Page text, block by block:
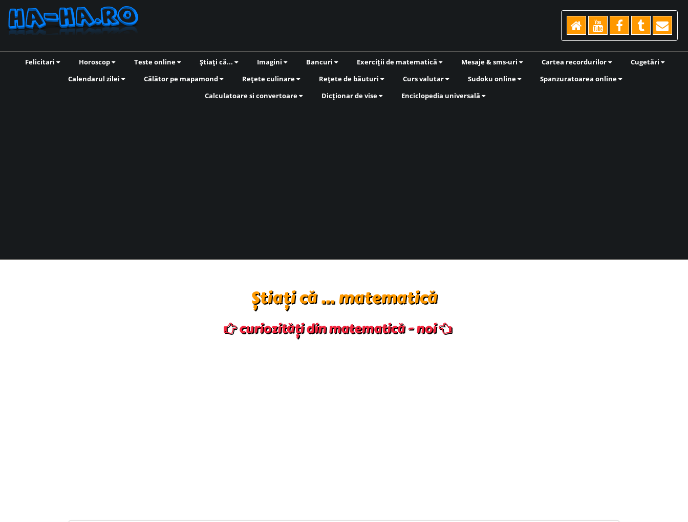
Felicitari Horoscop Teste online Știați că... Imagini Bancuri Exerciții de matematică Mesaje & sms-uri Cartea recordurilor
Cugetări
Calendarul zilei
Călător pe mapamond Rețete culinare Rețete de băuturi Curs valutar Sudoku online
Spanzuratoarea online
Calculatoare si convertoare
Dicționar de vise Enciclopedia universală
Știați că ... matematică
curiozități din matematică - noi